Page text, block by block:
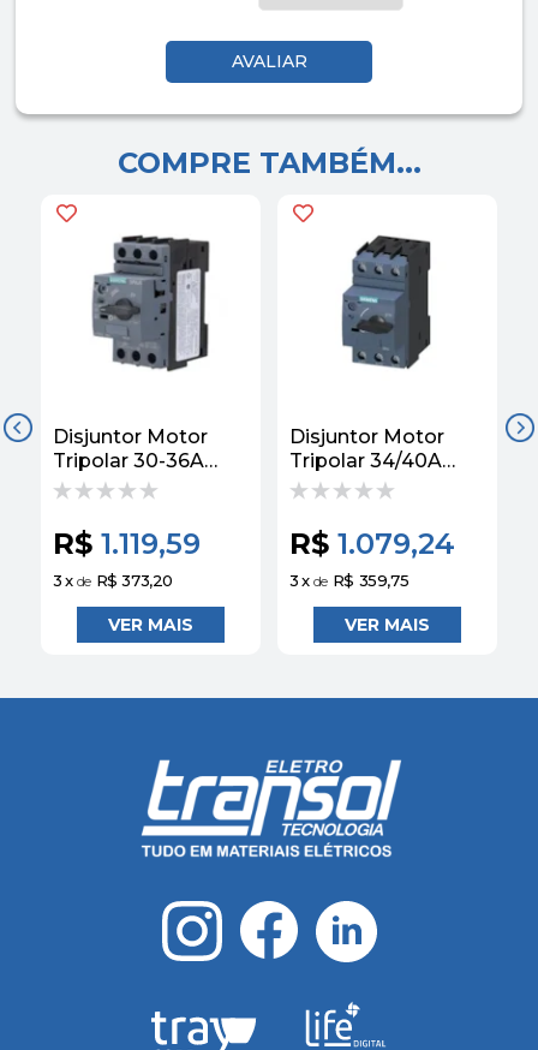
COMPRE TAMBÉM...
Disjuntor Motor
Tripolar 30-36A
432A 3KA S0
3RV20214PA10
Siemens
R$ 1.119,59
3x de R$ 373,20
Disjuntor Motor
Tripolar 34/40A
480A 3KA S0
3RV20214FA10
Siemens
R$ 1.079,24
3x de R$ 359,75